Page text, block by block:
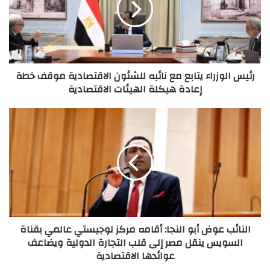
نائبه
للشئون
الاقتصادية
موقف
خطة
إعادة
الاقتصادية
رئيس الوزراء يتابع مع نائبه للشئون الاقتصادية موقف خطة
إعادة هيكلة الهيئات الاقتصادية
مركز
عالمي
بقناة
السويس
النائب عوض أبو النجا: أقامه مركز لوجيستي عالمي بقناة
السويس ينقل مصر إلى قلب التجارة الدولية ويضاعف
عوائدها الاقتصادية